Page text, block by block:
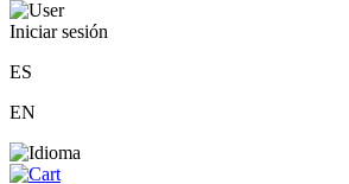
Iniciar sesión
ES
EN